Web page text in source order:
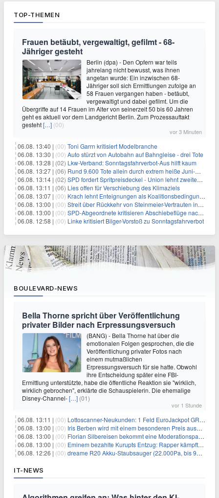
TOP-THEMEN
Frauen betäubt, vergewaltigt, gefilmt - 68-
Jähriger gesteht
Berlin (dpa) - Den Opfern war teils
jahrelang nicht bewusst, was ihnen
angetan wurde: Ein inzwischen 68-
Jähriger soll sich Ermittlungen zufolge an
58 Frauen vergangen haben - betäubt,
vergewaltigt und dabei gefilmt. Um die
Übergriffe auf 14 Frauen im Alter von seinerzeit 50 bis 60 Jahren
geht es aktuell vor dem Landgericht Berlin. Zum Prozessauftakt
gesteht[…] (00)
vor 3 Minuten
06.08. 13:40 | (00) Toni Garrn kritisiert Modelbranche
06.08. 13:30 | (00) Auto stürzt von Autobahn auf Bahngleise - drei Tote
06.08. 13:28 | (02) Lkw-Verband: Sonntagsfahrverbot-Aus hilft kaum
06.08. 13:27 | (06) Rund 9.600 Tote allein durch extrem heiße Juni-Woche
06.08. 13:14 | (02) SPD fordert Spritpreisdeckel - Union lehnt zweiten Tankrabatt ab
06.08. 13:11 | (06) Lies offen für Verschiebung des Klimaziels
06.08. 13:07 | (00) Krach lehnt Enteignungen als Koalitionsbedingung ab
06.08. 13:00 | (00) Streit über Rückkehr von Steinmeier-Vertrauten ins Auswärtige Amt
06.08. 13:00 | (00) SPD-Abgeordnete kritisieren Abschiebeflüge nach Afghanistan
06.08. 12:58 | (00) Linke kritisiert Bilger-Vorstoß zu Sonntagsfahrverbot
BOULEVARD-NEWS
Bella Thorne spricht über Veröffentlichung
privater Bilder nach Erpressungsversuch
(BANG) - Bella Thorne hat über die
emotionalen Folgen gesprochen, die die
Veröffentlichung privater Fotos nach
einem mutmaßlichen
Erpressungsversuch für sie hatte. Obwohl
ihre Entscheidung später eine FBI-
Ermittlung unterstützte, habe die öffentliche Reaktion sie "wirklich,
wirklich gebrochen", erklärte die Schauspielerin. Die ehemalige
Disney-Channel-[…] (01)
vor 1 Stunde
06.08. 13:11 | (00) Lottoscanner-Neukunden: 1 Feld EuroJackpot GRATIS spielen
06.08. 13:00 | (00) Iris Berben wird mit einem besonderen Preis ausgezeichnet
06.08. 13:00 | (00) Florian Silbereisen bekommt eine Moderationspartnerin
06.08. 13:00 | (00) Eminem bezahlte Kurupts Entzug: Rapper kämpfte gegen lebensbedrohliche Alkoholsucht
06.08. 12:26 | (00) dreame R20 Akku-Staubsauger (22.000Pa, bis 90 Min. Laufzeit) für 169€
IT-NEWS